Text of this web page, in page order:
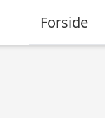
Forside